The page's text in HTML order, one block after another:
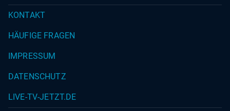
KONTAKT
HÄUFIGE FRAGEN
IMPRESSUM
DATENSCHUTZ
LIVE-TV-JETZT.DE